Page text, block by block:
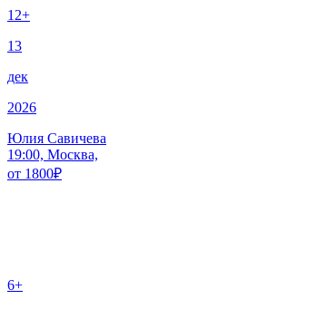
12+
13
дек
2026
Юлия Савичева
19:00, Москва,
от 1800₽
6+